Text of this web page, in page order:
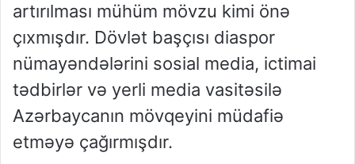
artırılması mühüm mövzu kimi önə
çıxmışdır. Dövlət başçısı diaspor
nümayəndələrini sosial media, ictimai
tədbirlər və yerli media vasitəsilə
Azərbaycanın mövqeyini müdafiə
etməyə çağırmışdır.